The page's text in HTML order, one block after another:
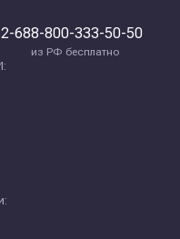
688-800-333-50-50
из РФ бесплатно